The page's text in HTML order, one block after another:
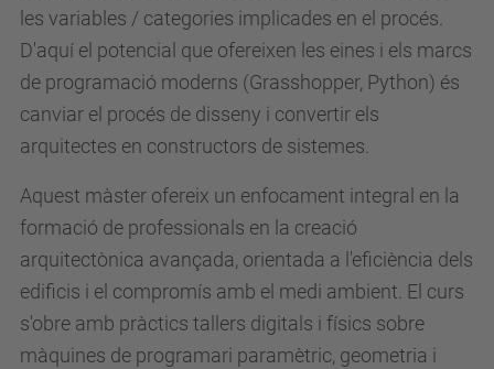
les variables / categories implicades en el procés.
D'aquí el potencial que ofereixen les eines i els marcs
de programació moderns (Grasshopper, Python) és
canviar el procés de disseny i convertir els
arquitectes en constructors de sistemes.
Aquest màster ofereix un enfocament integral en la
formació de professionals en la creació
arquitectònica avançada, orientada a l'eficiència dels
edificis i el compromís amb el medi ambient. El curs
s'obre amb pràctics tallers digitals i físics sobre
màquines de programari paramètric, geometria i